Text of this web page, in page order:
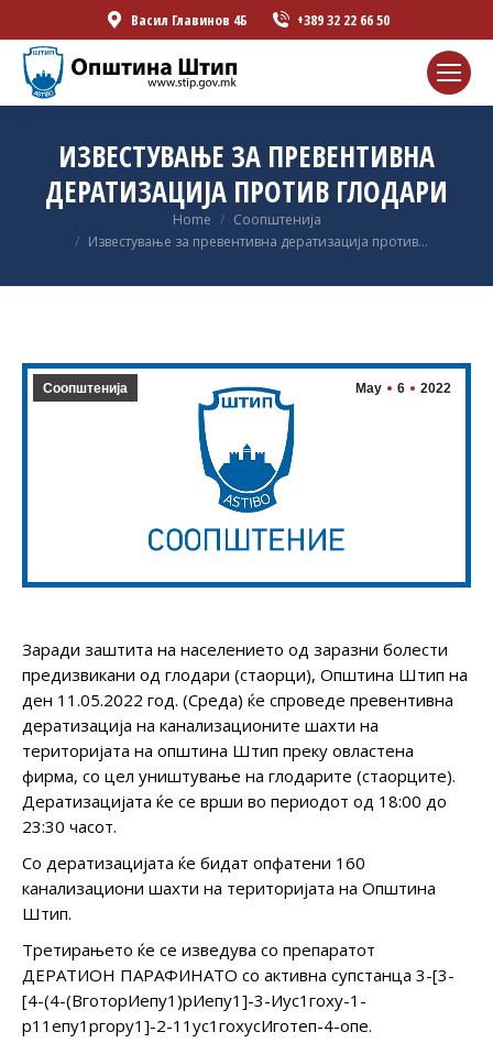
Васил Главинов 4Б +389 32 22 66 50
ИЗВЕСТУВАЊЕ ЗА ПРЕВЕНТИВНА
ДЕРАТИЗАЦИЈА ПРОТИВ ГЛОДАРИ
Home
Соопштенија
Известување за превентивна дератизација против…
May 6 2022
Соопштенија
Заради заштита на населението од заразни болести
предизвикани од глодари (стаорци), Општина Штип на
ден 11.05.2022 год. (Среда) ќе спроведе превентивна
дератизација на канализационите шахти на
територијата на општина Штип преку овластена
фирма, со цел уништување на глодарите (стаорците).
Дератизацијата ќе се врши во периодот од 18:00 до
23:30 часот.
Со дератизацијата ќе бидат опфатени 160
канализациони шахти на територијата на Општина
Штип.
Третирањето ќе се изведува со препаратот
ДЕРАТИОН ПАРАФИНАТО со активна супстанца 3-[3-
[4-(4-(ВготорИепу1)рИепу1]-3-Иус1гоху-1-
р11епу1ргору1]-2-11ус1гохусИготеп-4-опе.